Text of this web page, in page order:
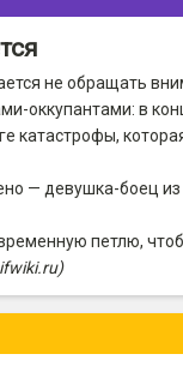
не обращать
оккупантами: в
катастрофы,
— девушка-боец
петлю,